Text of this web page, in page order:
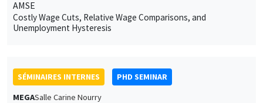
AMSE
Costly Wage Cuts, Relative Wage Comparisons, and
Unemployment Hysteresis
SÉMINAIRES INTERNES
PHD SEMINAR
MEGASalle Carine Nourry